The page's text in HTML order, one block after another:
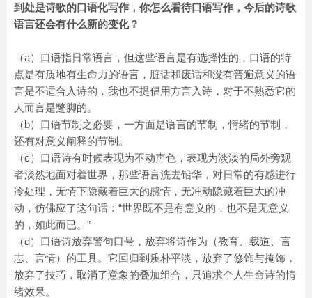
到处是诗歌的口语化写作，你怎么看待口语写作，今后的诗歌
语言还会有什么新的变化？
（a）口语指日常语言，但这些语言是有选择性的，口语的特
点是有质地有生命力的语言，脏话和废话和没有普遍意义的语
言是不适合入诗的，我也不提倡用方言入诗，对于不熟悉它的
人而言是蹩脚的。
（b）口语节制之必要，一方面是语言的节制，情绪的节制，
还有对意义阐释的节制。
（c）口语诗有时候表现为不动声色，表现为淡淡的局外旁观
者淡然地面对着世界，那些语言洗去铅华，对日常的有感进行
冷处理，无情下隐藏着巨大的感情，无冲动隐藏着巨大的冲
动，仿佛应了这句话：“世界既不是有意义的，也不是无意义
的，如此而已。”
（d）口语诗放弃警句口号，放弃将诗作为（教育、载道、言
志、言情）的工具。它回归到质朴平淡，放弃了修饰与掩饰，
放弃了技巧，取消了意象的叠加组合，只追求个人生命诗的情
绪效果。